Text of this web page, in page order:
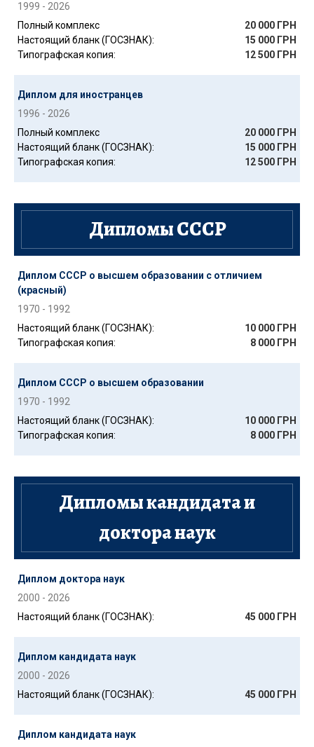
1999 - 2026
Полный комплекс
20 000 ГРН
Настоящий бланк (ГОСЗНАК):
15 000 ГРН
Типографская копия:
12 500 ГРН
Диплом для иностранцев
1996 - 2026
Полный комплекс
20 000 ГРН
Настоящий бланк (ГОСЗНАК):
15 000 ГРН
Типографская копия:
12 500 ГРН
Дипломы СССР
Диплом СССР о высшем образовании с отличием
(красный)
1970 - 1992
Настоящий бланк (ГОСЗНАК):
10 000 ГРН
Типографская копия:
8 000 ГРН
Диплом СССР о высшем образовании
1970 - 1992
Настоящий бланк (ГОСЗНАК):
10 000 ГРН
Типографская копия:
8 000 ГРН
Дипломы кандидата и
доктора наук
Диплом доктора наук
2000 - 2026
Настоящий бланк (ГОСЗНАК):
45 000 ГРН
Диплом кандидата наук
2000 - 2026
Настоящий бланк (ГОСЗНАК):
45 000 ГРН
Диплом кандидата наук